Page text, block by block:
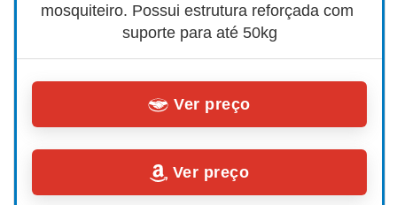
mosquiteiro. Possui estrutura reforçada com
suporte para até 50kg
Ver preço
Ver preço